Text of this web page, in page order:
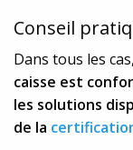
Conseil
Dans tous les
caisse est
les solutions
de la